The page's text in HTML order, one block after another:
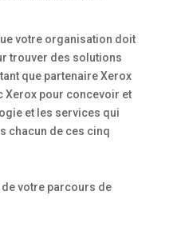
votre organisation doit
trouver des solutions
que partenaire Xerox
Xerox pour concevoir et
et les services qui
chacun de ces cinq
de votre parcours de